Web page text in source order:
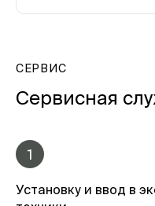
СЕРВИС
Сервисная
1
Установку и ввод в